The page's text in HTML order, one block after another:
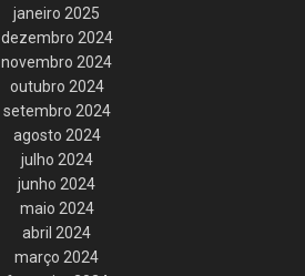
janeiro 2025
dezembro 2024
novembro 2024
outubro 2024
setembro 2024
agosto 2024
julho 2024
junho 2024
maio 2024
abril 2024
março 2024